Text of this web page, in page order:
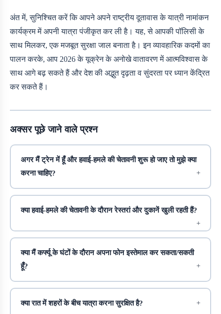
अंत में, सुनिश्चित करें कि आपने अपने राष्ट्रीय दूतावास के यात्री नामांकन
कार्यक्रम में अपनी यात्रा पंजीकृत कर ली है। यह,से आपकी पॉलिसी के
साथ मिलकर, एक मजबूत सुरक्षा जाल बनाता है। इन व्यावहारिक कदमों का
पालन करके, आप 2026 के यूक्रेन के अनोखे वातावरण में आत्मविश्वास के
साथ आगे बढ़ सकते हैं और देश की अद्भुत दृढ़ता व सुंदरता पर ध्यान केंद्रित
कर सकते हैं।
अक्सर पूछे जाने वाले प्रश्न
अगर मैं ट्रेन में हूँ और हवाई-हमले की चेतावनी शुरू हो जाए तो मुझे क्या
करना चाहिए?
क्या हवाई-हमले की चेतावनी के दौरान रेस्तरां और दुकानें खुली रहती हैं?
क्या मैं कर्फ्यू के घंटों के दौरान अपना फोन इस्तेमाल कर सकता/सकती
हूँ?
क्या रात में शहरों के बीच यात्रा करना सुरक्षित है?